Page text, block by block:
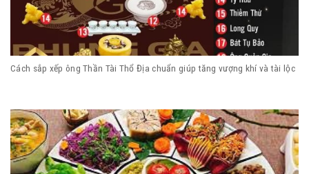
Cách sắp xếp ông Thần Tài Thổ Địa chuẩn giúp tăng vượng khí và tài lộc